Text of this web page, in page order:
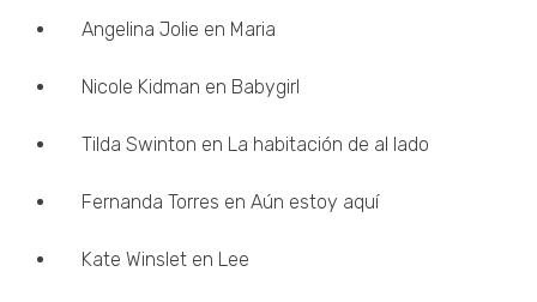
Angelina Jolie en Maria
Nicole Kidman en Babygirl
Tilda Swinton en La habitación de al lado
Fernanda Torres en Aún estoy aquí
Kate Winslet en Lee